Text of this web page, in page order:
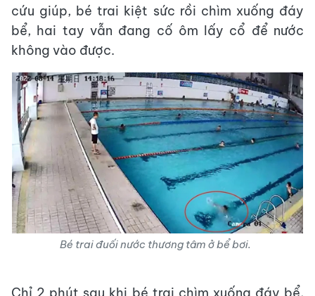
cứu giúp, bé trai kiệt sức rồi chìm xuống đáy
bể, hai tay vẫn đang cố ôm lấy cổ để nước
không vào được.
Bé trai đuối nước thương tâm ở bể bơi.